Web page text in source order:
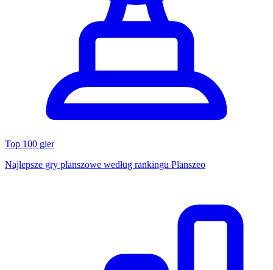
Top 100 gier
Najlepsze gry planszowe według rankingu Planszeo